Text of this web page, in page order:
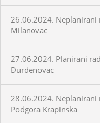
26.06.2024.
Milanovac
27.06.2024. Planirani
Đurđenovac
28.06.2024.
Podgora Krapinska